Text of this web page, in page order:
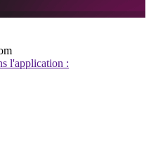
l'application :